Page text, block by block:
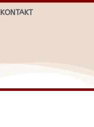
KONTAKT